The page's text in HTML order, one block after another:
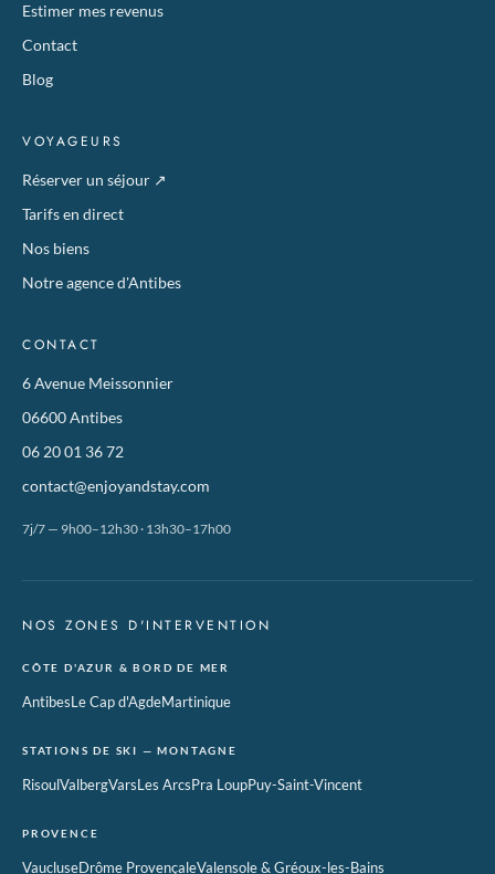
Estimer mes revenus
Contact
Blog
VOYAGEURS
Réserver un séjour ↗
Tarifs en direct
Nos biens
Notre agence d'Antibes
CONTACT
6 Avenue Meissonnier
06600 Antibes
06 20 01 36 72
contact@enjoyandstay.com
7j/7 — 9h00–12h30 · 13h30–17h00
NOS ZONES D'INTERVENTION
CÔTE D'AZUR & BORD DE MER
AntibesLe Cap d'AgdeMartinique
STATIONS DE SKI — MONTAGNE
RisoulValbergVarsLes ArcsPra LoupPuy-Saint-Vincent
PROVENCE
VaucluseDrôme ProvençaleValensole & Gréoux-les-Bains